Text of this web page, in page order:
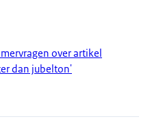
over artikel
dan jubelton'